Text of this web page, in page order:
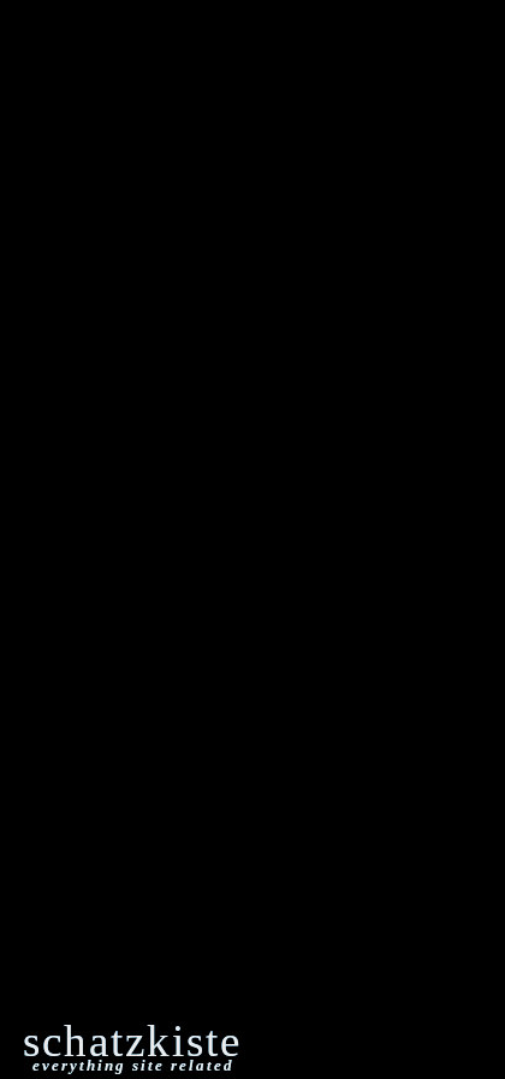
schatzkiste
everything site related